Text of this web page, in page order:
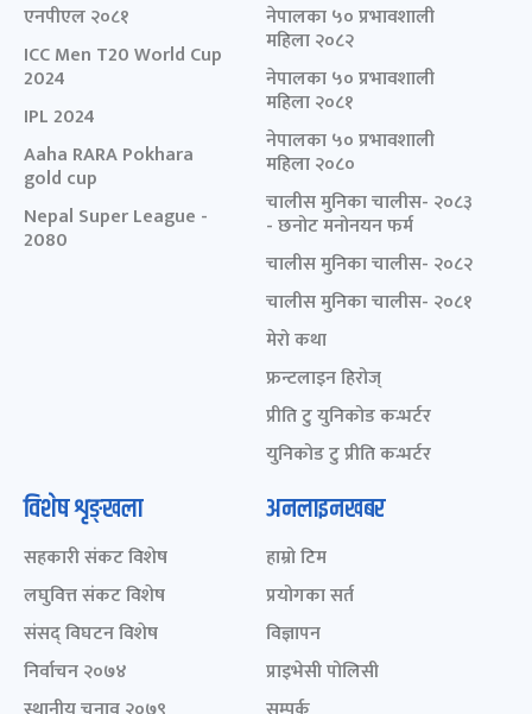
एनपीएल २०८१
ICC Men T20 World Cup
2024
IPL 2024
Aaha RARA Pokhara
gold cup
Nepal Super League -
2080
नेपालका ५० प्रभावशाली
महिला २०८२
नेपालका ५० प्रभावशाली
महिला २०८१
नेपालका ५० प्रभावशाली
महिला २०८०
चालीस मुनिका चालीस- २०८३
- छनोट मनोनयन फर्म
चालीस मुनिका चालीस- २०८२
चालीस मुनिका चालीस- २०८१
मेरो कथा
फ्रन्टलाइन हिरोज्
प्रीति टु युनिकोड कन्भर्टर
युनिकोड टु प्रीति कन्भर्टर
विशेष शृङ्खला
सहकारी संकट विशेष
लघुवित्त संकट विशेष
संसद् विघटन विशेष
निर्वाचन २०७४
अनलाइनखबर
हाम्रो टिम
प्रयोगका सर्त
विज्ञापन
प्राइभेसी पोलिसी